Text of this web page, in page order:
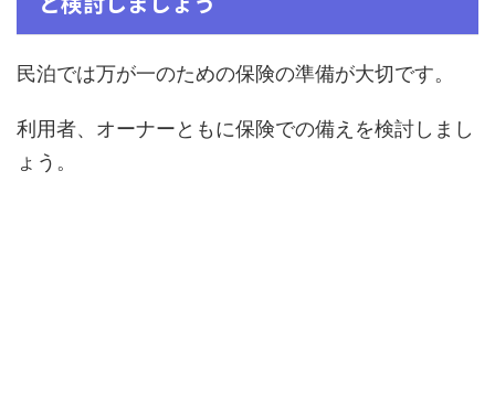
民泊では万が一のための保険の準備が大切です。
利用者、オーナーともに保険での備えを検討しまし
ょう。